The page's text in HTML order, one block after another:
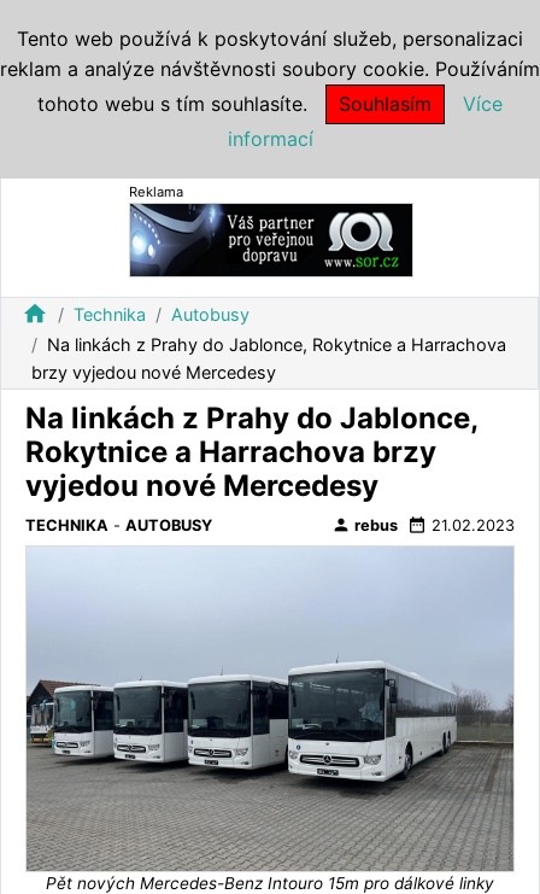
Reklama
home Technika
Autobusy
Na linkách z Prahy do Jablonce, Rokytnice a Harrachova
brzy vyjedou nové Mercedesy
Na linkách z Prahy do Jablonce,
Rokytnice a Harrachova brzy
vyjedou nové Mercedesy
TECHNIKA - AUTOBUSY person rebus date_range 21.02.2023
Pět nových Mercedes-Benz Intouro 15m pro dálkové linky
Tento web používá k poskytování služeb, personalizaci
reklam a analýze návštěvnosti soubory cookie. Používáním
tohoto webu s tím souhlasíte.
Souhlasím
Více
informací